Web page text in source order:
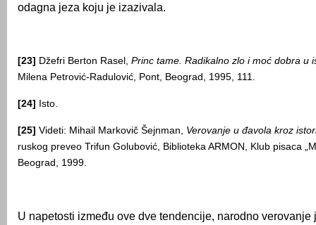
odagna jeza koju je izazivala.
[23] Džefri Berton Rasel, Princ tame. Radikalno zlo i moć dobra u
Milena Petrović-Radulović, Pont, Beograd, 1995, 111.
[24] Isto.
[25] Videti: Mihail Markovič Šejnman, Verovanje u đavola kroz
ruskog preveo Trifun Golubović, Biblioteka ARMON, Klub pisaca
Beograd, 1999.
U napetosti između ove dve tendencije, narodno verovanje